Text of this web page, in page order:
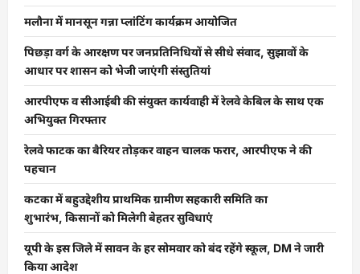
मलौना में मानसून गन्ना प्लांटिंग कार्यक्रम आयोजित
पिछड़ा वर्ग के आरक्षण पर जनप्रतिनिधियों से सीधे संवाद, सुझावों के
आधार पर शासन को भेजी जाएंगी संस्तुतियां
आरपीएफ व सीआईबी की संयुक्त कार्यवाही में रेलवे केबिल के साथ एक
अभियुक्त गिरफ्तार
रेलवे फाटक का बैरियर तोड़कर वाहन चालक फरार, आरपीएफ ने की
पहचान
कटका में बहुउद्देशीय प्राथमिक ग्रामीण सहकारी समिति का
शुभारंभ, किसानों को मिलेगी बेहतर सुविधाएं
यूपी के इस जिले में सावन के हर सोमवार को बंद रहेंगे स्कूल, DM ने जारी
किया आदेश